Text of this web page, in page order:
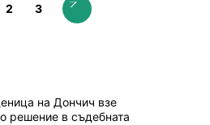
2 3
на Дончич взе
решение в съдебната